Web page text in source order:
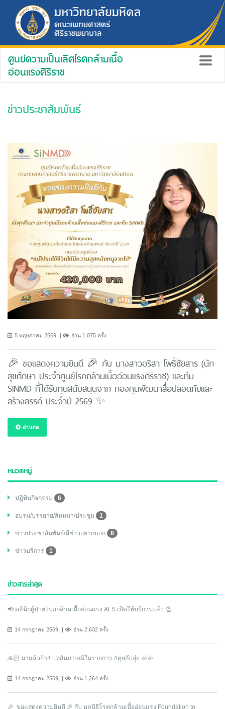
ศูนย์ความเป็นเลิศโรคกล้ามเนื้อ
อ่อนแรงศิริราช
ข่าวประชาสัมพันธ์
5 พฤษภาคม 2569 อ่าน 1,075 ครั้ง
🎉 ขอแสดงความยินดี 🎉 กับ นางสาวอริสา โพธิ์ชัยสาร (นัก
สุขศึกษา ประจำศูนย์โรคกล้ามเนื้ออ่อนแรงศิริราช) และทีม
SiNMD ที่ได้รับทุนสนับสนุนจาก กองทุนพัฒนาสื่อปลอดภัยและ
สร้างสรรค์ ประจำปี 2569 ✨
อ่านต่อ
หมวดหมู่
ปฏิทินกิจกรรม 6
อบรม/บรรยาย/สัมมนา/ประชุม 1
ข่าวประชาสัมพันธ์/มีข่าวอยากบอก 8
ข่าวบริการ 1
ข่าวสารล่าสุด
📢 คลินิกผู้ป่วยโรคกล้ามเนื้ออ่อนแรง ALS เปิดให้บริการแล้ว 👏
14 กรกฎาคม 2569 อ่าน 2,632 ครั้ง
🙏🏻 มาแล้วจ้า!! บทสัมภาษณ์ในรายการ #คุยกับอุ๋ย 🎉🎉
14 กรกฎาคม 2569 อ่าน 1,264 ครั้ง
🎉 ขอแสดงความยินดี 🎉 กับ มูลนิธิโรคกล้ามเนื้ออ่อนแรง Foundation to